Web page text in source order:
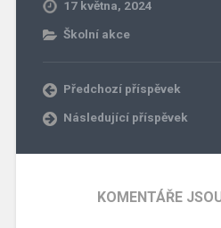
17 května, 2024
Školní akce
Předchozí příspěvek
Následující příspěvek
KOMENTÁŘE